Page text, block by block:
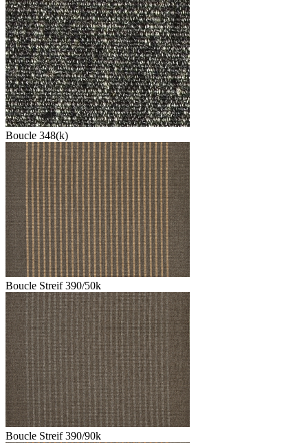
Boucle 348(k)
Boucle Streif 390/50k
Boucle Streif 390/90k